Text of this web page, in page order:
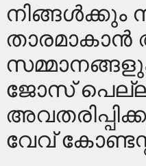
നിങ്ങൾക്കും
താരമാകാൻ
ജോസ്
വേവ്